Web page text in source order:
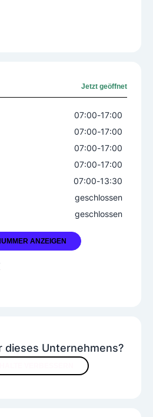
dieses Unternehmens?
Jetzt geöffnet
07:00-17:00
07:00-17:00
07:00-17:00
07:00-17:00
07:00-13:30
geschlossen
geschlossen
ANZEIGEN